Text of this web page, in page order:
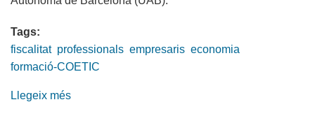
Tags:
fiscalitat professionals empresaris economia
formació-COETIC
Llegeix més